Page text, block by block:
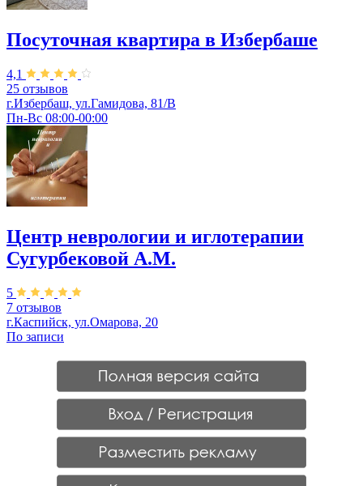
Посуточная квартира в Избербаше
4,1
25 отзывов
г.Избербаш, ул.Гамидова, 81/В
Пн-Вс 08:00-00:00
Центр неврологии и иглотерапии
Сугурбековой А.М.
5
7 отзывов
г.Каспийск, ул.Омарова, 20
По записи